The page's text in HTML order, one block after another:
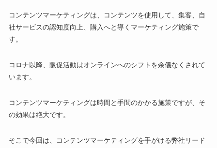
コンテンツマーケティングは、コンテンツを使用して、集客、自
社サービスの認知度向上、購入へと導くマーケティング施策で
す。
コロナ以降、販促活動はオンラインへのシフトを余儀なくされて
います。
コンテンツマーケティングは時間と手間のかかる施策ですが、そ
の効果は絶大です。
そこで今回は、コンテンツマーケティングを手がける弊社リード